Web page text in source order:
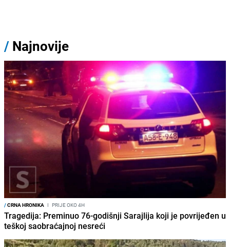
/ Najnovije
/CRNA HRONIKA I PRIJE OKO 4H
Tragedija: Preminuo 76-godišnji Sarajlija koji je povrijeđen u
teškoj saobraćajnoj nesreći